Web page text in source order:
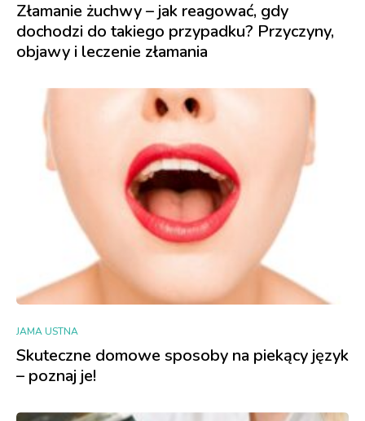
Złamanie żuchwy – jak reagować, gdy
dochodzi do takiego przypadku? Przyczyny,
objawy i leczenie złamania
JAMA USTNA
Skuteczne domowe sposoby na piekący język
– poznaj je!